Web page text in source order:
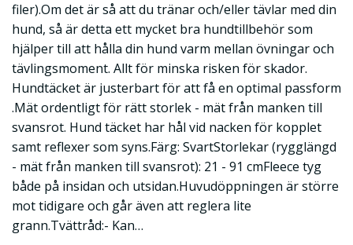
filer).Om det är så att du tränar och/eller tävlar med din
hund, så är detta ett mycket bra hundtillbehör som
hjälper till att hålla din hund varm mellan övningar och
tävlingsmoment. Allt för minska risken för skador.
Hundtäcket är justerbart för att få en optimal passform
.Mät ordentligt för rätt storlek - mät från manken till
svansrot. Hund täcket har hål vid nacken för kopplet
samt reflexer som syns.Färg: SvartStorlekar (rygglängd
- mät från manken till svansrot): 21 - 91 cmFleece tyg
både på insidan och utsidan.Huvudöppningen är större
mot tidigare och går även att reglera lite
grann.Tvättråd:- Kan…